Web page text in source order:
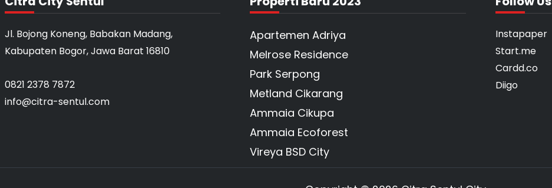
Jl. Bojong Koneng, Babakan Madang,
Kabupaten Bogor, Jawa Barat 16810
0821 2378 7872
info@citra-sentul.com
Apartemen Adriya
Melrose Residence
Park Serpong
Metland Cikarang
Ammaia Cikupa
Ammaia Ecoforest
Vireya BSD City
Instapaper
Start.me
Cardd.co
Diigo